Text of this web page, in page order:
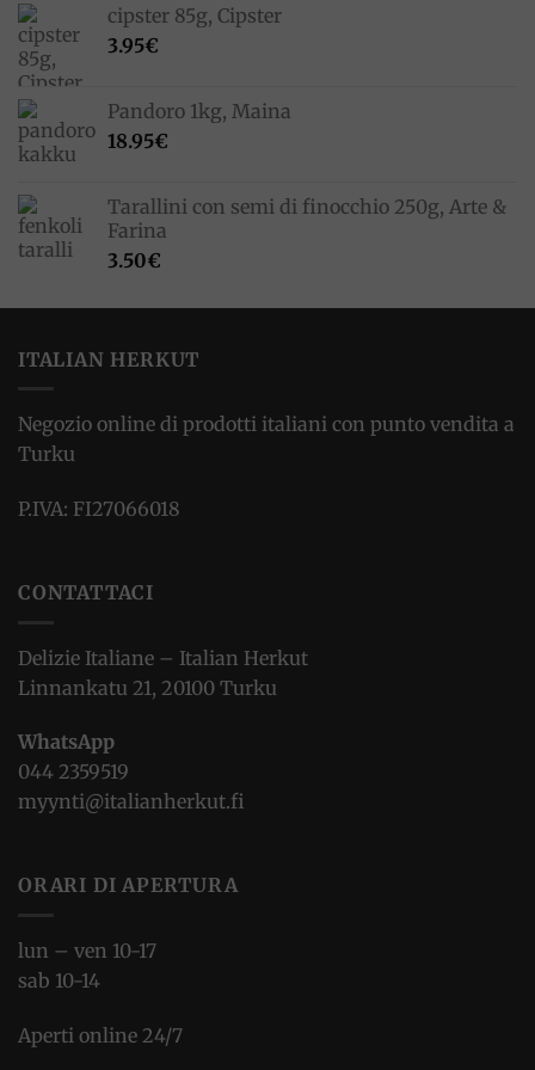
cipster 85g, Cipster
3.95€
Pandoro 1kg, Maina
18.95€
Tarallini con semi di finocchio 250g, Arte &
Farina
3.50€
ITALIAN HERKUT
Negozio online di prodotti italiani con punto vendita a
Turku
P.IVA: FI27066018
CONTATTACI
Delizie Italiane – Italian Herkut
Linnankatu 21, 20100 Turku
WhatsApp
044 2359519
myynti@italianherkut.fi
ORARI DI APERTURA
lun – ven 10-17
sab 10-14
Aperti online 24/7